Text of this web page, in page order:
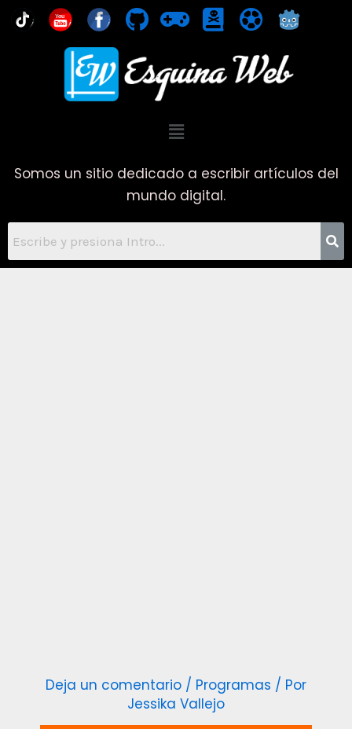
contenido
You
Menú
Somos un sitio dedicado a escribir artículos del
mundo digital.
Deja un comentario / Programas / Por
Jessika Vallejo